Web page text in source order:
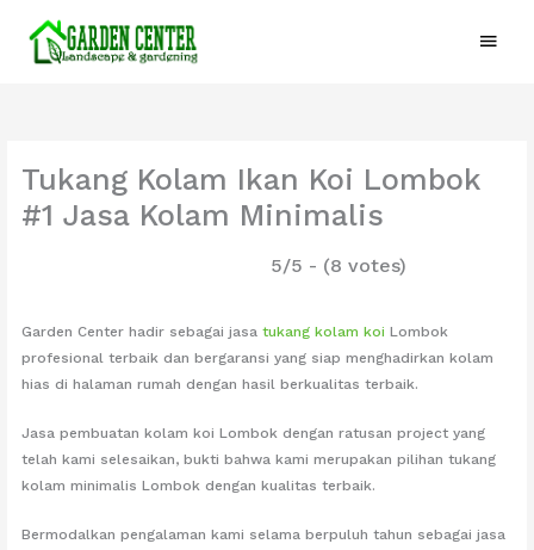
konten
Menu
Tukang Kolam Ikan Koi Lombok
#1 Jasa Kolam Minimalis
5/5 - (8 votes)
Garden Center hadir sebagai jasatukang kolam koi Lombok
profesional terbaik dan bergaransi yang siap menghadirkan kolam
hias di halaman rumah dengan hasil berkualitas terbaik.
Jasa pembuatan kolam koi Lombok dengan ratusan project yang
telah kami selesaikan, bukti bahwa kami merupakan pilihan tukang
kolam minimalis Lombok dengan kualitas terbaik.
Bermodalkan pengalaman kami selama berpuluh tahun sebagai jasa